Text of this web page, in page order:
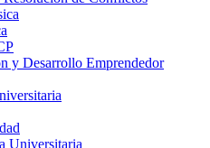
y Desarrollo Emprendedor
Universitaria